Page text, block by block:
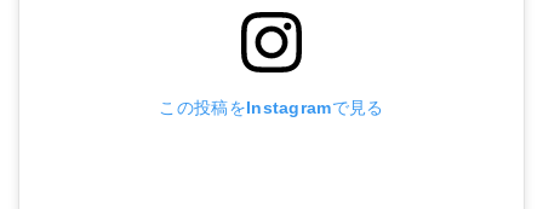
この投稿をInstagramで見る